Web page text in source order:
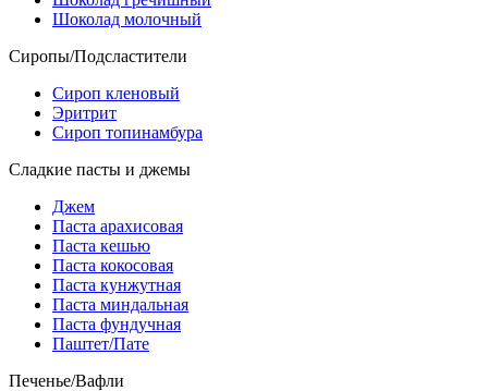
Шоколад молочный
Сиропы/Подсластители
Сироп кленовый
Эритрит
Сироп топинамбура
Сладкие пасты и джемы
Джем
Паста арахисовая
Паста кешью
Паста кокосовая
Паста кунжутная
Паста миндальная
Паста фундучная
Паштет/Пате
Печенье/Вафли